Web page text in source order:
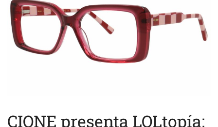
CIONE presenta LOLtopía: